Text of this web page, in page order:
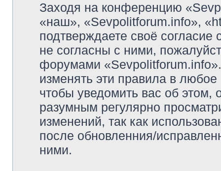
Заходя на конференцию
«наш», «Sevpolitforum.info»,
подтверждаете своё
не согласны с ними,
форумами
изменять эти правила в
чтобы уведомить вас об
разумным регулярно
изменений, так как
после обновленния/
ними.